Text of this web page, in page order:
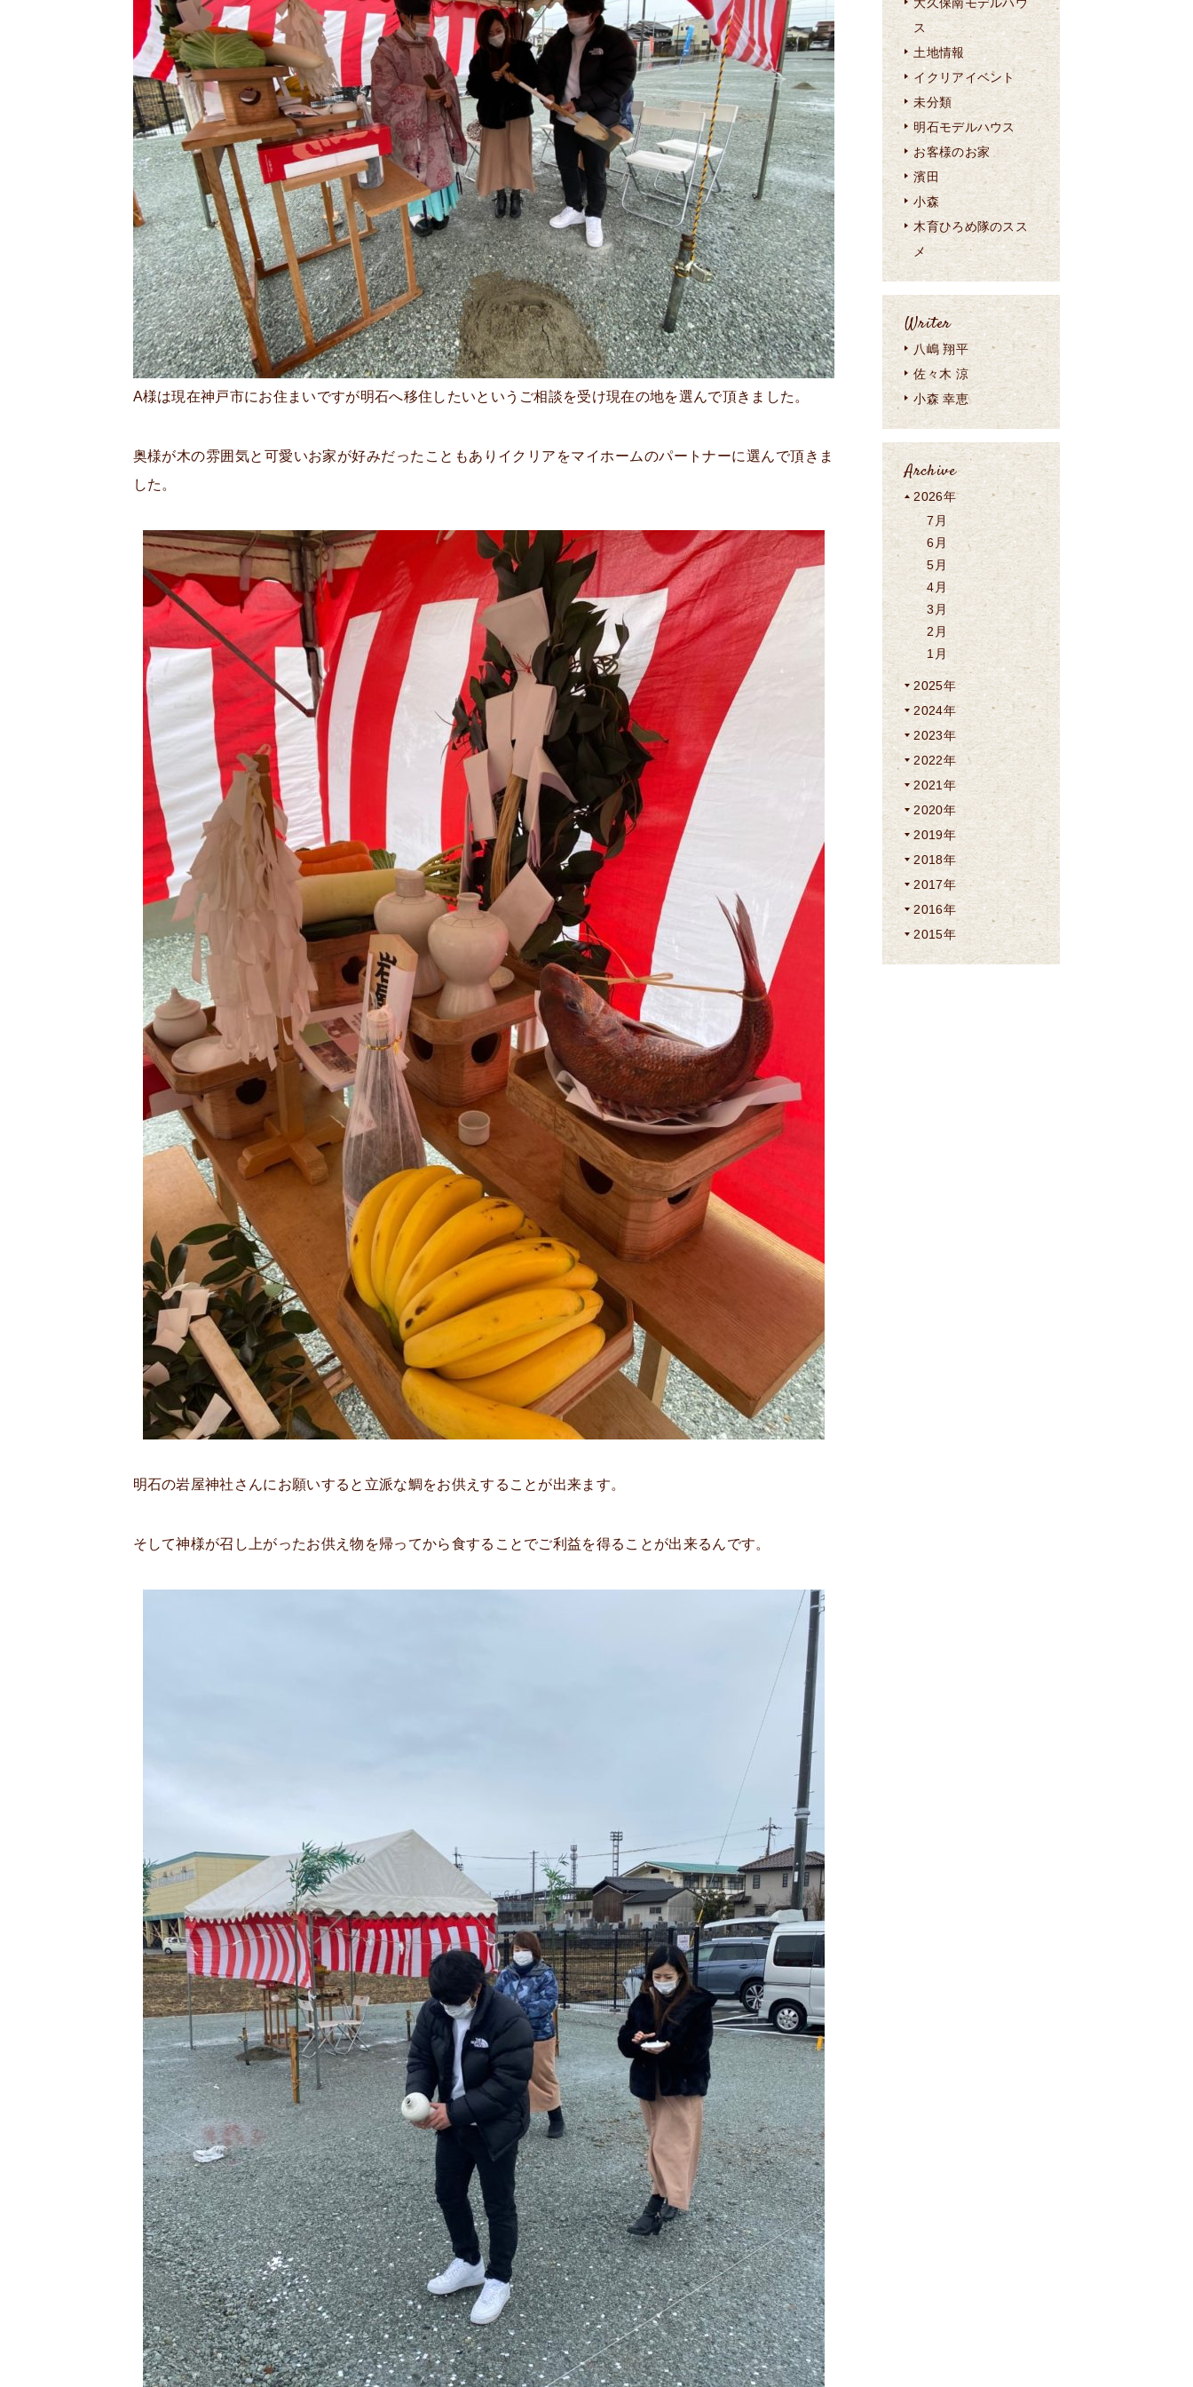
A様は現在神戸市にお住まいですが明石へ移住したいというご相談を受け現在の地を選んで頂きました。
奥様が木の雰囲気と可愛いお家が好みだったこともありイクリアをマイホームのパートナーに選んで頂きま
した。
明石の岩屋神社さんにお願いすると立派な鯛をお供えすることが出来ます。
そして神様が召し上がったお供え物を帰ってから食することでご利益を得ることが出来るんです。
ス
土地情報
イクリアイベント
未分類
明石モデルハウス
お客様のお家
濱田
小森
木育ひろめ隊のスス
メ
Writer
八嶋 翔平
佐々木 涼
小森 幸恵
Archive
2026年
7月
6月
5月
4月
3月
2月
1月
2025年
2024年
2023年
2022年
2021年
2020年
2019年
2018年
2017年
2016年
2015年